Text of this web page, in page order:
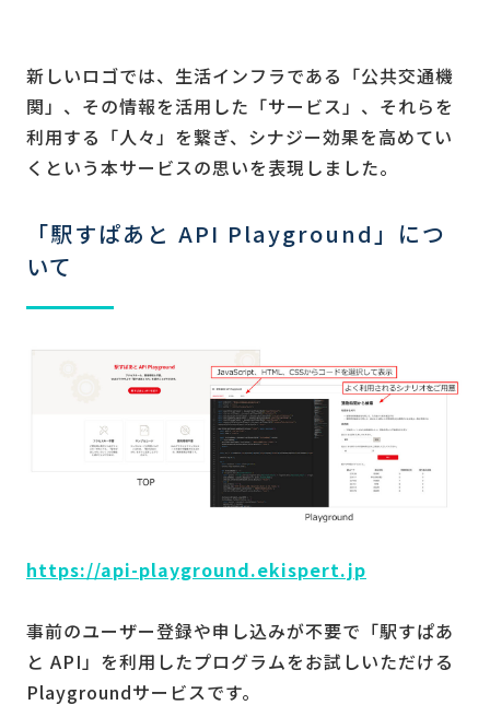
新しいロゴでは、生活インフラである「公共交通機
関」、その情報を活用した「サービス」、それらを
利用する「人々」を繋ぎ、シナジー効果を高めてい
くという本サービスの思いを表現しました。
「駅すぱあと API Playground」につ
いて
https://api-playground.ekispert.jp
事前のユーザー登録や申し込みが不要で「駅すぱあ
と API」を利用したプログラムをお試しいただける
Playgroundサービスです。